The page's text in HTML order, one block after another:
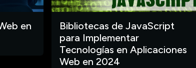
en
Bibliotecas de JavaScript
para Implementar
Tecnologías en Aplicaciones
Web en 2024